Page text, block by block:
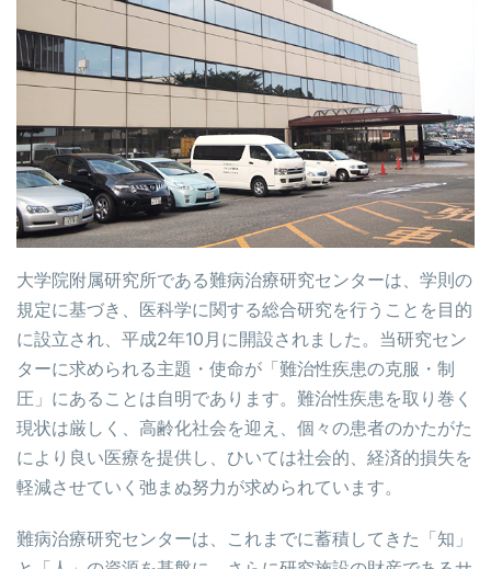
大学院附属研究所である難病治療研究センターは、学則の
規定に基づき、医科学に関する総合研究を行うことを目的
に設立され、平成2年10月に開設されました。当研究セン
ターに求められる主題・使命が「難治性疾患の克服・制
圧」にあることは自明であります。難治性疾患を取り巻く
現状は厳しく、高齢化社会を迎え、個々の患者のかたがた
により良い医療を提供し、ひいては社会的、経済的損失を
軽減させていく弛まぬ努力が求められています。
難病治療研究センターは、これまでに蓄積してきた「知」